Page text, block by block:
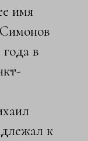
имя
в
к